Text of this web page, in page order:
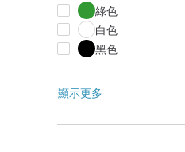
綠色
白色
黑色
顯示更多